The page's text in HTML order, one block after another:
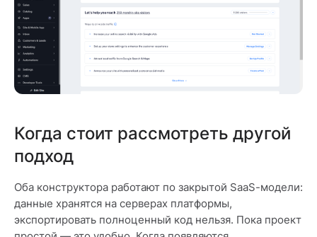
Когда стоит рассмотреть другой
подход
Оба конструктора работают по закрытой SaaS-модели:
данные хранятся на серверах платформы,
экспортировать полноценный код нельзя. Пока проект